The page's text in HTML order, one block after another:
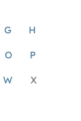
G H
O P
W X